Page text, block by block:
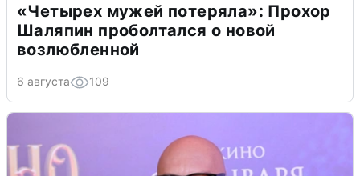
«Четырех мужей потеряла»: Прохор
Шаляпин проболтался о новой
возлюбленной
6 августа 109